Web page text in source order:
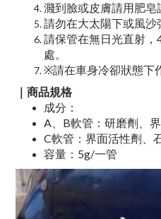
濺到臉或皮膚請用肥皂
請勿在大太陽下或風沙
請保管在無日光直射
處。
※請在車身冷卻狀態下
｜ 商品規格
成分：
A、B軟管：研磨劑、
C軟管：界面活性劑、
容量：5g/一管